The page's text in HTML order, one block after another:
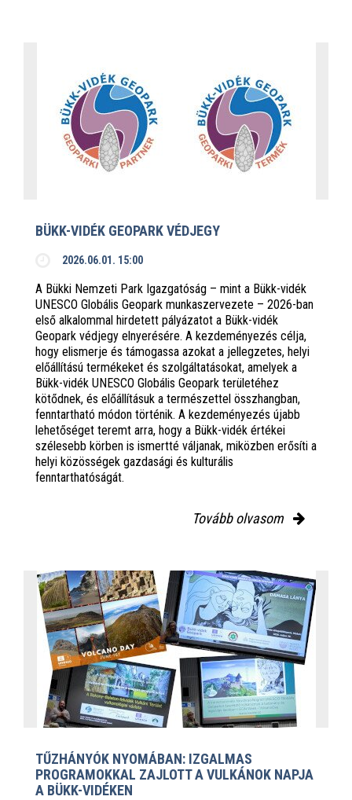
BÜKK-VIDÉK GEOPARK VÉDJEGY
2026.06.01. 15:00
A Bükki Nemzeti Park Igazgatóság – mint a Bükk-vidék
UNESCO Globális Geopark munkaszervezete – 2026-ban
első alkalommal hirdetett pályázatot a Bükk-vidék
Geopark védjegy elnyerésére. A kezdeményezés célja,
hogy elismerje és támogassa azokat a jellegzetes, helyi
előállítású termékeket és szolgáltatásokat, amelyek a
Bükk-vidék UNESCO Globális Geopark területéhez
kötődnek, és előállításuk a természettel összhangban,
fenntartható módon történik. A kezdeményezés újabb
lehetőséget teremt arra, hogy a Bükk-vidék értékei
szélesebb körben is ismertté váljanak, miközben erősíti a
helyi közösségek gazdasági és kulturális
fenntarthatóságát.
Tovább olvasom
TŰZHÁNYÓK NYOMÁBAN: IZGALMAS
PROGRAMOKKAL ZAJLOTT A VULKÁNOK NAPJA
A BÜKK-VIDÉKEN